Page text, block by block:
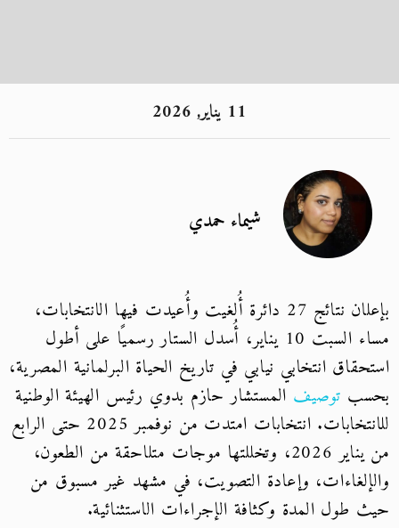
11 يناير, 2026
شيماء حمدي
بإعلان نتائج 27 دائرة أُلغيت وأُعيدت فيها الانتخابات،
مساء السبت 10 يناير، أُسدل الستار رسميًا على أطول
استحقاق انتخابي نيابي في تاريخ الحياة البرلمانية المصرية،
بحسب توصيف المستشار حازم بدوي رئيس الهيئة الوطنية
للانتخابات. انتخابات امتدت من نوفمبر 2025 حتى الرابع
من يناير 2026، وتخللتها موجات متلاحقة من الطعون،
والإلغاءات، وإعادة التصويت، في مشهد غير مسبوق من
حيث طول المدة وكثافة الإجراءات الاستثنائية.